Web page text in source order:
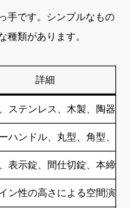
手です。シンプルなもの
種類があります。
詳細
ステンレス、木製、陶器な
ハンドル、丸型、角型、ア
表示錠、間仕切錠、本締錠
ン性の高さによる空間演出